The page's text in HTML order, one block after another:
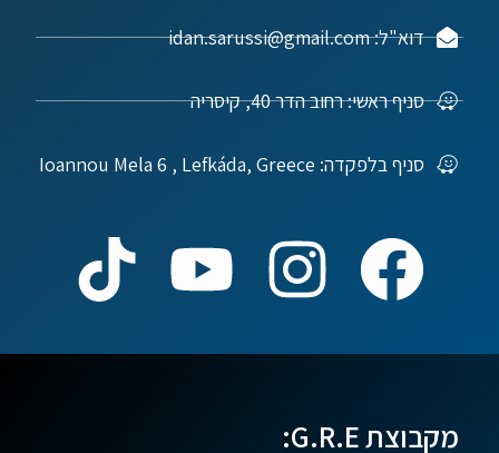
דוא"ל: idan.sarussi@gmail.com
סניף ראשי: רחוב הדר 40, קיסריה
סניף בלפקדה: Ioannou Mela 6 , Lefkáda, Greece
מקבוצת G.R.E: